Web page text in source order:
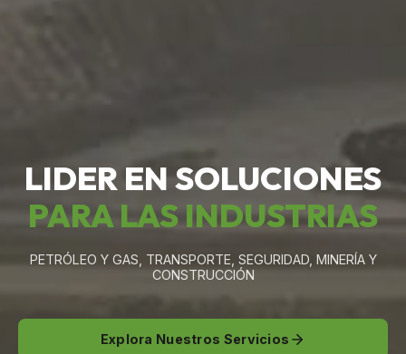
LIDER EN SOLUCIONES
PARA LAS INDUSTRIAS
PETRÓLEO Y GAS, TRANSPORTE, SEGURIDAD, MINERÍA Y
CONSTRUCCIÓN
Explora Nuestros Servicios